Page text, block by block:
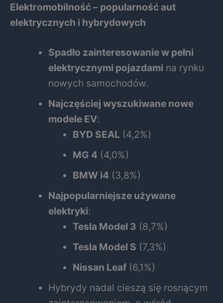
Elektromobilność – popularność aut
elektrycznych i hybrydowych
Spadło zainteresowanie w pełni
elektrycznymi pojazdami na rynku
nowych samochodów.
Najczęściej wyszukiwane nowe
modele EV:
BYD SEAL (4,2%)
MG 4 (4,0%)
BMW i4 (3,8%)
Najpopularniejsze używane
elektryki:
Tesla Model 3 (8,7%)
Tesla Model S (7,3%)
Nissan Leaf (6,1%)
Hybrydy nadal cieszą się rosnącym